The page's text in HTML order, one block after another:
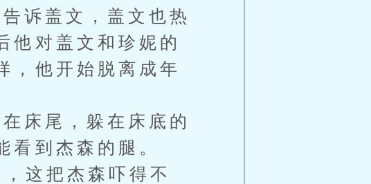
诉盖文，盖文也热
他对盖文和珍妮的
，他开始脱离成年
床尾，躲在床底的
看到杰森的腿。
这把杰森吓得不